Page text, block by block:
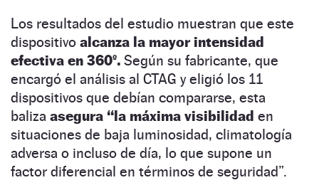
Los resultados del estudio muestran que este
dispositivo alcanza la mayor intensidad
efectiva en 360º. Según su fabricante, que
encargó el análisis al CTAG y eligió los 11
dispositivos que debían compararse, esta
baliza asegura “la máxima visibilidad en
situaciones de baja luminosidad, climatología
adversa o incluso de día, lo que supone un
factor diferencial en términos de seguridad”.